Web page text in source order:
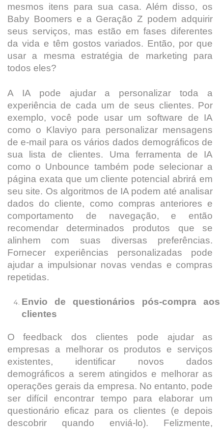
mesmos itens para sua casa. Além disso, os
Baby Boomers e a Geração Z podem adquirir
seus serviços, mas estão em fases diferentes
da vida e têm gostos variados. Então, por que
usar a mesma estratégia de marketing para
todos eles?
A IA pode ajudar a personalizar toda a
experiência de cada um de seus clientes. Por
exemplo, você pode usar um software de IA
como o Klaviyo para personalizar mensagens
de e-mail para os vários dados demográficos de
sua lista de clientes. Uma ferramenta de IA
como o Unbounce também pode selecionar a
página exata que um cliente potencial abrirá em
seu site. Os algoritmos de IA podem até analisar
dados do cliente, como compras anteriores e
comportamento de navegação, e então
recomendar determinados produtos que se
alinhem com suas diversas preferências.
Fornecer experiências personalizadas pode
ajudar a impulsionar novas vendas e compras
repetidas.
Envio de questionários pós-compra aos
clientes
O feedback dos clientes pode ajudar as
empresas a melhorar os produtos e serviços
existentes, identificar novos dados
demográficos a serem atingidos e melhorar as
operações gerais da empresa. No entanto, pode
ser difícil encontrar tempo para elaborar um
questionário eficaz para os clientes (e depois
descobrir quando enviá-lo). Felizmente,